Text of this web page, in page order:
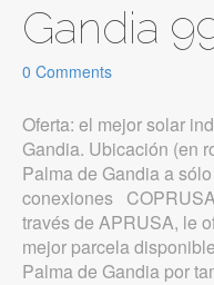
Gandia
0 Comments
Oferta: el mejor solar
Gandia. Ubicación (en
Palma de Gandia a
conexiones
través de APRUSA, le
mejor parcela
Palma de Gandia por